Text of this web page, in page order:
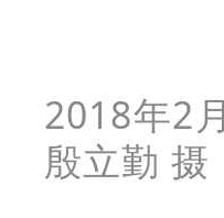
2018年2
殷立勤 摄